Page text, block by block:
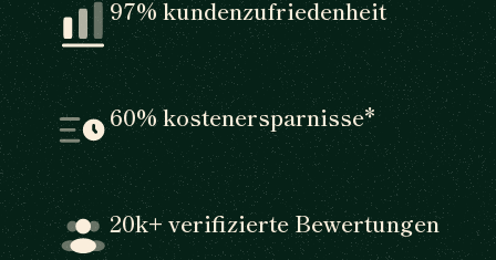
97% kundenzufriedenheit
60% kostenersparnisse*
20k+ verifizierte Bewertungen